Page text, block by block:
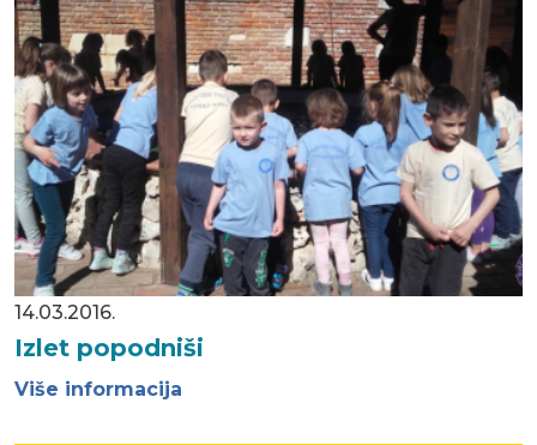
14.03.2016.
Izlet popodniši
Više informacija